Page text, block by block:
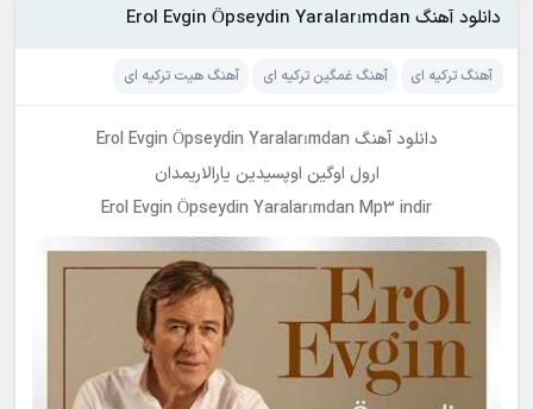
دانلود آهنگ Erol Evgin Öpseydin Yaralarımdan
آهنگ ترکیه ای آهنگ غمگین ترکیه ای آهنگ هیت ترکیه ای
دانلود آهنگ Erol Evgin Öpseydin Yaralarımdan
ارول اوگین اوپسیدین یارالاریمدان
Erol Evgin Öpseydin Yaralarımdan Mp3 indir